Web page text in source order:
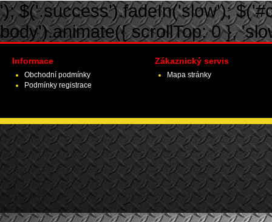
'); $('.success').fadeIn('slow');
body').animate({ scrollTop: 0 },
Informace
Obchodní podmínky
Podmínky registrace
Zákaznický servis
Mapa stránky